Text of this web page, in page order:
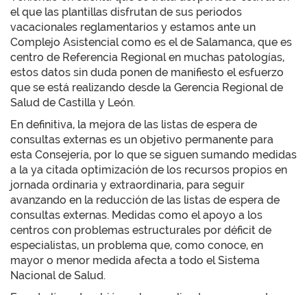
el que las plantillas disfrutan de sus periodos
vacacionales reglamentarios y estamos ante un
Complejo Asistencial como es el de Salamanca, que es
centro de Referencia Regional en muchas patologías,
estos datos sin duda ponen de manifiesto el esfuerzo
que se está realizando desde la Gerencia Regional de
Salud de Castilla y León.
En definitiva, la mejora de las listas de espera de
consultas externas es un objetivo permanente para
esta Consejería, por lo que se siguen sumando medidas
a la ya citada optimización de los recursos propios en
jornada ordinaria y extraordinaria, para seguir
avanzando en la reducción de las listas de espera de
consultas externas. Medidas como el apoyo a los
centros con problemas estructurales por déficit de
especialistas, un problema que, como conoce, en
mayor o menor medida afecta a todo el Sistema
Nacional de Salud.